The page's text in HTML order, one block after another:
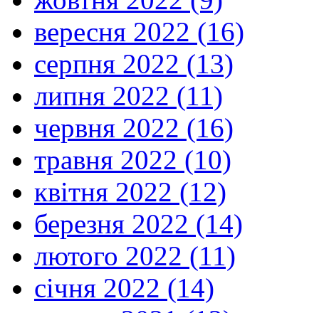
вересня 2022 (16)
серпня 2022 (13)
липня 2022 (11)
червня 2022 (16)
травня 2022 (10)
квітня 2022 (12)
березня 2022 (14)
лютого 2022 (11)
січня 2022 (14)